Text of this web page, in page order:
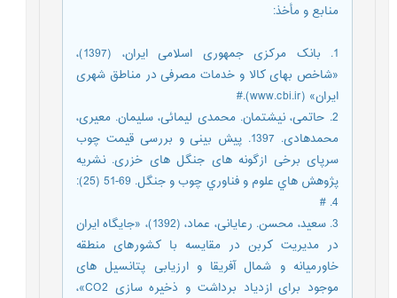
منابع و مأخذ:
1. بانک مرکزی جمهوری اسلامی ایران، (1397)،
«شاخص بهای کالا و خدمات مصرفی در مناطق شهری
ایران» (www.cbi.ir).#
2. حاتمی، نیشتمان. محمدی لیمائی، سلیمان. معیری،
محمدهادی. 1397. پیش بینی و بررسی قیمت چوب
سرپای برخی ازگونه های جنگل های خزری. نشريه
پژوهش هاي علوم و فناوري چوب و جنگل. 69-51 (25):
4. #
3. سعید، محسن. رعایانی، عماد، (1392)، «جایگاه ایران
در مدیریت کربن در مقایسه با کشورهای منطقه
خاورمیانه و شمال آفریقا و ارزیابی پتانسیل های
موجود برای ازدیاد برداشت و ذخیره سازی CO2»،